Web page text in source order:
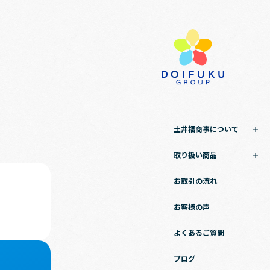
土井福商事について
取り扱い商品
お取引の流れ
お客様の声
よくあるご質問
ブログ